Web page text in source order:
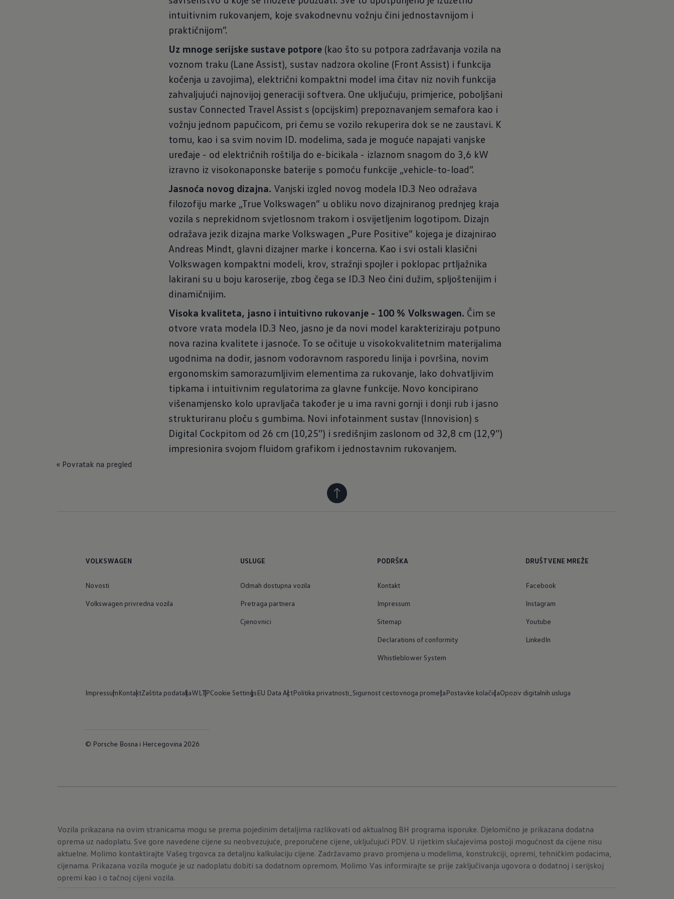
intuitivnim rukovanjem, koje svakodnevnu vožnju čini jednostavnijom i
praktičnijom”.
Uz mnoge serijske sustave potpore (kao što su potpora zadržavanja vozila na
voznom traku (Lane Assist), sustav nadzora okoline (Front Assist) i funkcija
kočenja u zavojima), električni kompaktni model ima čitav niz novih funkcija
zahvaljujući najnovijoj generaciji softvera. One uključuju, primjerice, poboljšani
sustav Connected Travel Assist s (opcijskim) prepoznavanjem semafora kao i
vožnju jednom papučicom, pri čemu se vozilo rekuperira dok se ne zaustavi. K
tomu, kao i sa svim novim ID. modelima, sada je moguće napajati vanjske
uređaje - od električnih roštilja do e-bicikala - izlaznom snagom do 3,6 kW
izravno iz visokonaponske baterije s pomoću funkcije „vehicle-to-load”.
Jasnoća novog dizajna. Vanjski izgled novog modela ID.3 Neo odražava
filozofiju marke „True Volkswagen” u obliku novo dizajniranog prednjeg kraja
vozila s neprekidnom svjetlosnom trakom i osvijetljenim logotipom. Dizajn
odražava jezik dizajna marke Volkswagen „Pure Positive” kojega je dizajnirao
Andreas Mindt, glavni dizajner marke i koncerna. Kao i svi ostali klasični
Volkswagen kompaktni modeli, krov, stražnji spojler i poklopac prtljažnika
lakirani su u boju karoserije, zbog čega se ID.3 Neo čini dužim, spljoštenijim i
dinamičnijim.
Visoka kvaliteta, jasno i intuitivno rukovanje - 100 % Volkswagen. Čim se
otvore vrata modela ID.3 Neo, jasno je da novi model karakteriziraju potpuno
nova razina kvalitete i jasnoće. To se očituje u visokokvalitetnim materijalima
ugodnima na dodir, jasnom vodoravnom rasporedu linija i površina, novim
ergonomskim samorazumljivim elementima za rukovanje, lako dohvatljivim
tipkama i intuitivnim regulatorima za glavne funkcije. Novo koncipirano
višenamjensko kolo upravljača također je u ima ravni gornji i donji rub i jasno
strukturiranu ploču s gumbima. Novi infotainment sustav (Innovision) s
Digital Cockpitom od 26 cm (10,25’’) i središnjim zaslonom od 32,8 cm (12,9’’)
impresionira svojom fluidom grafikom i jednostavnim rukovanjem.
« Povratak na pregled
VOLKSWAGEN
Novosti
Volkswagen privredna vozila
USLUGE
Odmah dostupna vozila
Pretraga partnera
Cjenovnici
PODRŠKA
Kontakt
Impressum
Sitemap
Declarations of conformity
Whistleblower System
DRUŠTVENE MREŽE
Facebook
Instagram
Youtube
LinkedIn
ImpressumKontaktZaštita podatakaWLTPCookie SettingsEU Data ActPolitika privatnosti_Sigurnost cestovnoga prometaPostavke kolačićaOpoziv digitalnih usluga
© Porsche Bosna i Hercegovina 2026
Vozila prikazana na ovim stranicama mogu se prema pojedinim detaljima razlikovati od aktualnog BH programa isporuke. Djelomično je prikazana dodatna
oprema uz nadoplatu. Sve gore navedene cijene su neobvezujuće, preporučene cijene, uključujući PDV. U rijetkim slučajevima postoji mogućnost da cijene nisu
aktuelne. Molimo kontaktirajte Vašeg trgovca za detaljnu kalkulaciju cijene. Zadržavamo pravo promjena u modelima, konstrukciji, opremi, tehničkim podacima,
cijenama. Prikazana vozila moguće je uz nadoplatu dobiti sa dodatnom opremom. Molimo Vas informirajte se prije zaključivanja ugovora o dodatnoj i serijskoj
opremi kao i o tačnoj cijeni vozila.